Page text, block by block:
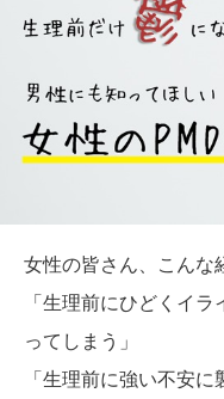
女性の皆さん、こんな
「生理前にひどくイ
ってしまう」
「生理前に強い不安